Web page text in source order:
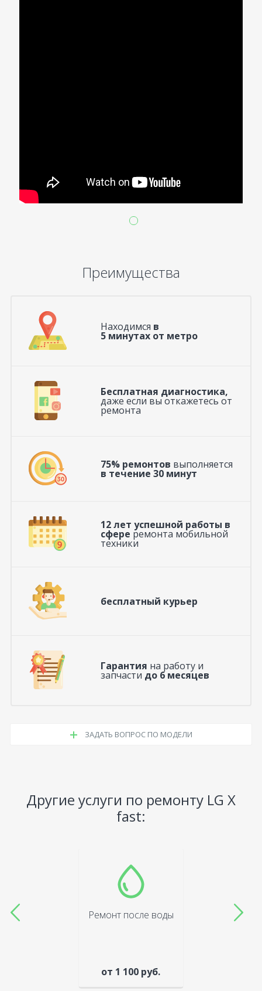
Преимущества
Находимся в
5 минутах от метро
Бесплатная диагностика,
даже если вы откажетесь от
ремонта
75% ремонтов выполняется
в течение 30 минут
12 лет успешной работы в
сфере ремонта мобильной
техники
бесплатный курьер
Гарантия на работу и
запчасти до 6 месяцев
ЗАДАТЬ ВОПРОС ПО МОДЕЛИ
Другие услуги по ремонту LG X
fast:
Ремонт после воды
от 1 100 руб.